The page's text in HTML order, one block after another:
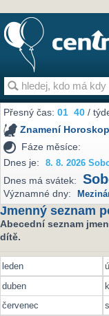
Přesný čas:01 40 /
Znamení
Fáze měsíce:
Dnes je:
8. 8. 2026
Dnes má svátek:
Významné dny:
Jmenný seznam
Abecední seznam
dítě.
leden
duben
červenec